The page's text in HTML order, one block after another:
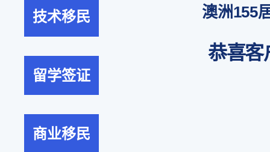
技术移民
留学签证
商业移民
澳洲155
恭喜客